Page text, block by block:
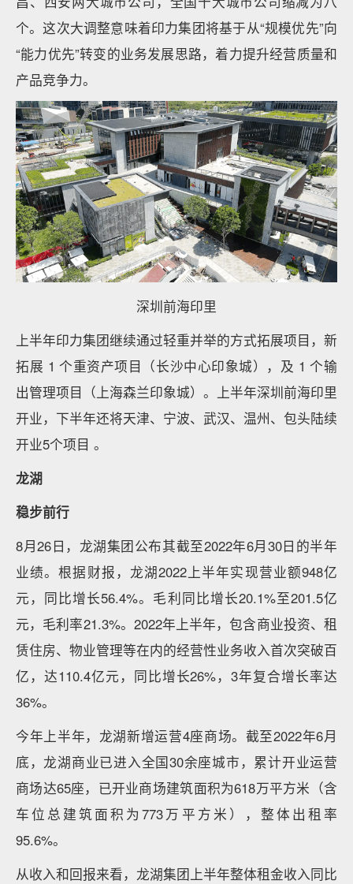
个。这次大调整意味着印力集团将基于从“规模优先”向
“能力优先”转变的业务发展思路，着力提升经营质量和
产品竞争力。
深圳前海印里
上半年印力集团继续通过轻重并举的方式拓展项目，新
拓展 1 个重资产项目（长沙中心印象城），及 1 个输
出管理项目（上海森兰印象城）。上半年深圳前海印里
开业，下半年还将天津、宁波、武汉、温州、包头陆续
开业5个项目 。
龙湖
稳步前行
8月26日，龙湖集团公布其截至2022年6月30日的半年
业绩。根据财报，龙湖2022上半年实现营业额948亿
元，同比增长56.4%。毛利同比增长20.1%至201.5亿
元，毛利率21.3%。2022年上半年，包含商业投资、租
赁住房、物业管理等在内的经营性业务收入首次突破百
亿，达110.4亿元，同比增长26%，3年复合增长率达
36%。
今年上半年，龙湖新增运营4座商场。截至2022年6月
底，龙湖商业已进入全国30余座城市，累计开业运营
商场达65座，已开业商场建筑面积为618万平方米（含
车位总建筑面积为773万平方米），整体出租率
95.6%。
从收入和回报来看，龙湖集团上半年整体租金收入同比